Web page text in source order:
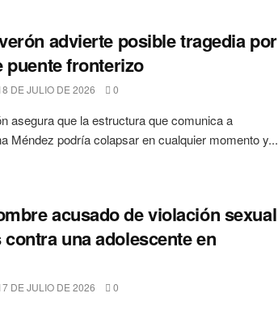
advierte posible tragedia por
puente fronterizo
DE JULIO DE 2026 0
asegura que la estructura que comunica a
Méndez podría colapsar en cualquier momento y...
acusado de violación sexual
una adolescente en
DE JULIO DE 2026 0